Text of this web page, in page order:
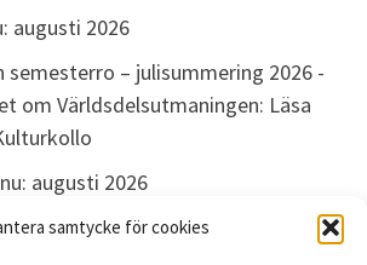
samtycke för cookies
augusti 2026
semesterro – julisummering 2026 -
om Världsdelsutmaningen: Läsa
augusti 2026
Just nu: augusti 2026